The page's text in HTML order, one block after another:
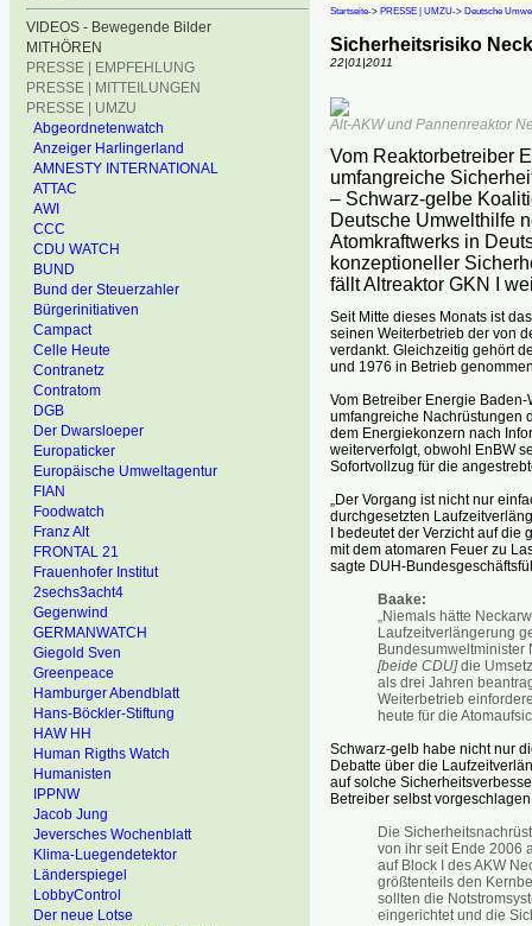
VIDEOS - Bewegende Bilder
MITHÖREN
PRESSE | EMPFEHLUNG
PRESSE | MITTEILUNGEN
PRESSE | UMZU
Abgeordnetenwatch
Anzeiger Harlingerland
AMNESTY INTERNATIONAL
ATTAC
AWI
CCC
CDU WATCH
BUND
Bund der Steuerzahler
Bürgerinitiativen
Campact
Celle Heute
Contranetz
Contratom
DGB
Der Dwarsloeper
Europaticker
Europäische Umweltagentur
FIAN
Foodwatch
Franz Alt
FRONTAL 21
Frauenhofer Institut
2sechs3acht4
Gegenwind
GERMANWATCH
Giegold Sven
Greenpeace
Hamburger Abendblatt
Hans-Böckler-Stiftung
HAW HH
Human Rigths Watch
Humanisten
IPPNW
Jacob Jung
Jeversches Wochenblatt
Klima-Luegendetektor
Länderspiegel
LobbyControl
Der neue Lotse
Startseite-> PRESSE | UMZU-> Deutsche
Sicherheitsrisiko
22|01|2011
Alt-AKW und Pannenreaktor
Vom Reaktorbetreiber
umfangreiche
– Schwarz-gelbe
Deutsche Umwelthilfe
Atomkraftwerks in
konzeptioneller
fällt Altreaktor GKN I
Seit Mitte dieses Monats ist
seinen Weiterbetrieb der von
verdankt. Gleichzeitig gehört
und 1976 in Betrieb
Vom Betreiber Energie
umfangreiche Nachrüstungen
dem Energiekonzern nach
weiterverfolgt, obwohl EnBW
Sofortvollzug für die
„Der Vorgang ist nicht nur
durchgesetzten
I bedeutet der Verzicht auf die
mit dem atomaren Feuer zu
sagte DUH-
Baake:
„Niemals hätte
Laufzeitverlängerung
Bundesumweltminister
[beide CDU]die
als drei Jahren
Weiterbetrieb
heute für die
Schwarz-gelb habe nicht nur
Debatte über die
auf solche
Betreiber selbst
Die
von ihr seit Ende 2006
auf Block I des AKW
größtenteils den
sollten die
eingerichtet und die